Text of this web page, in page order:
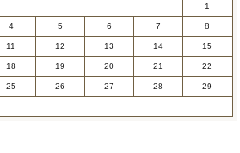
1
4 5 6 7 8
11 12 13 14 15
18 19 20 21 22
25 26 27 28 29